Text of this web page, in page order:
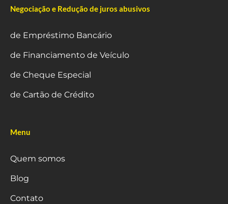
Negociação e Redução de juros abusivos
de Empréstimo Bancário
de Financiamento de Veículo
de Cheque Especial
de Cartão de Crédito
Menu
Quem somos
Blog
Contato